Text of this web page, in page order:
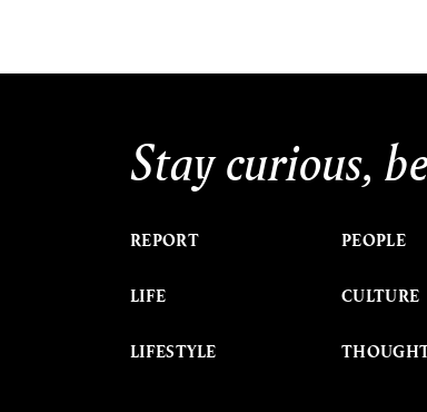
Stay curious,
REPORT
LIFE
LIFESTYLE
PEOPLE
CULTURE